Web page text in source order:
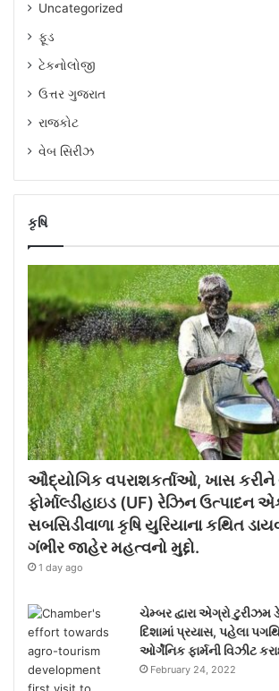
Uncategorized
ફૂડ
ટેકનોલોજી
ઉત્તર ગુજરાત
રાજકોટ
વેબ સિરીઝ
કૃષિ
ઔદ્યોગિક વપરાશકર્તાઓ, ખાસ કરીને
ફોર્માલ્ડીહાઇડ (UF) રેઝિન ઉત્પાદન
સબસિડીવાળા કૃષિ યુરિયાના કથિત
ગંભીર જાહેર મહત્વનો મુદ્દો.
1 day ago
ચેમ્બર દ્વારા એગ્રો
દિશામાં પ્રયાસ, પહેલા
ઓર્ગેનિક ફાર્મની વિઝીટ
February 24, 2022